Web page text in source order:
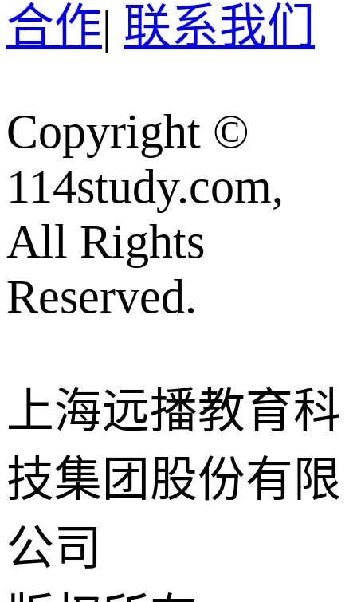
合作| 联系我们
Copyright ©
114study.com,
All Rights
Reserved.
上海远播教育科
技集团股份有限
公司